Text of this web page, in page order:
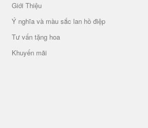
Giới Thiệu
Ý nghĩa và màu sắc lan hồ điệp
Tư vấn tặng hoa
Khuyến mãi